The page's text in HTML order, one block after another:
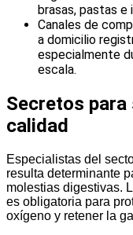
brasas, pastas
Canales de
a domicilio
especialmente
escala.
Secretos
calidad
Especialistas del
resulta determinante
molestias digestivas.
es obligatoria para
oxígeno y retener la